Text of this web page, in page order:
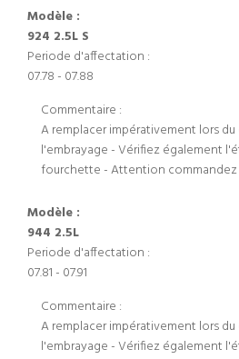
Modèle :
924 2.5L S
Periode d'affectation :
07.78 - 07.88
Commentaire :
A remplacer impérativement lors
l'embrayage - Vérifiez également
fourchette - Attention commandez
Modèle :
944 2.5L
Periode d'affectation :
07.81 - 07.91
Commentaire :
A remplacer impérativement lors
l'embrayage - Vérifiez également